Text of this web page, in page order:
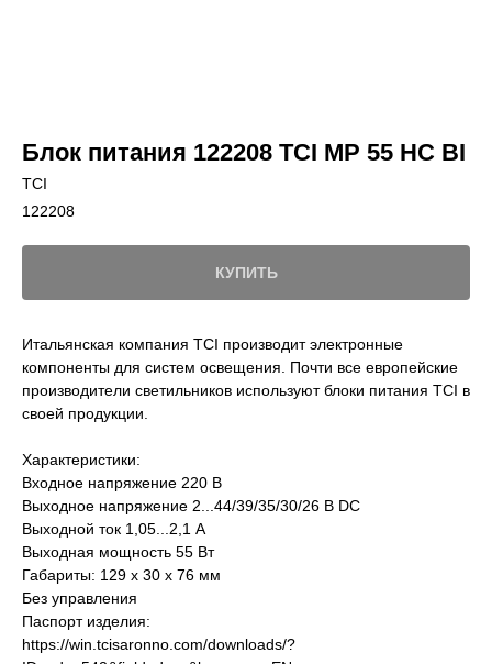
Блок питания 122208 TCI MP 55 HC BI
TCI
122208
КУПИТЬ
Итальянская компания TCI производит электронные
компоненты для систем освещения. Почти все европейские
производители светильников используют блоки питания TCI в
своей продукции.
Характеристики:
Входное напряжение 220 В
Выходное напряжение 2...44/39/35/30/26 В DC
Выходной ток 1,05...2,1 A
Выходная мощность 55 Вт
Габариты: 129 x 30 x 76 мм
Без управления
Паспорт изделия:
https://win.tcisaronno.com/downloads/?